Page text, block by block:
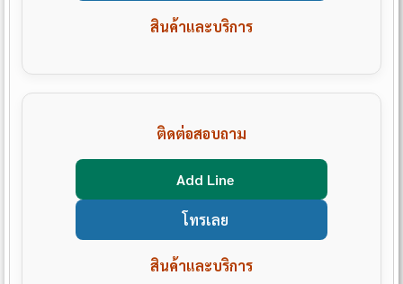
สินค้าและบริการ
ติดต่อสอบถาม
Add Line
โทรเลย
สินค้าและบริการ